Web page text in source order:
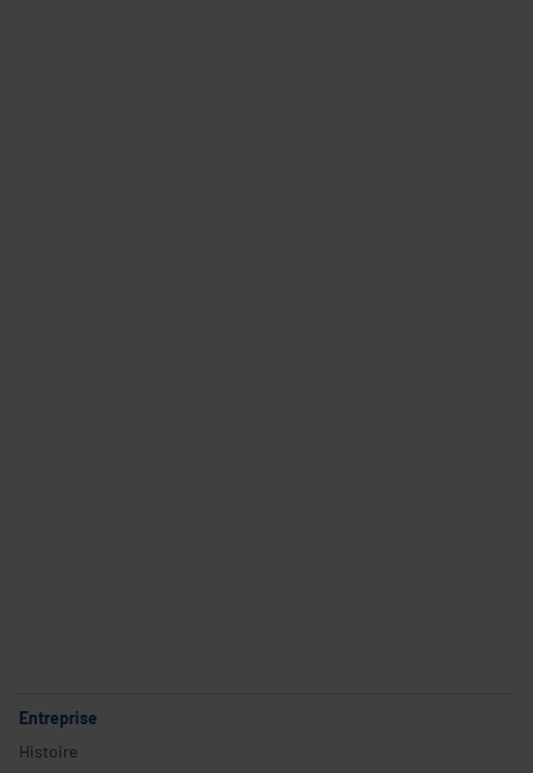
Entreprise
Histoire